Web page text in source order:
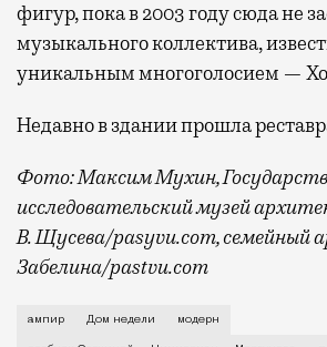
фигур, пока в 2003 году сюда не
музыкального коллектива,
уникальным многоголосием —
Недавно в здании прошла
Фото: Максим Мухин,
исследовательский музей
В. Щусева/pasyvu.com, семейный
Забелина/pastvu.com
История каменного строения в
ампир Дом недели модерн